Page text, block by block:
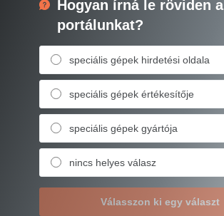
Hogyan írná le röviden a
portálunkat?
speciális gépek hirdetési oldala
speciális gépek értékesítője
speciális gépek gyártója
nincs helyes válasz
Válasszon ki egy választ